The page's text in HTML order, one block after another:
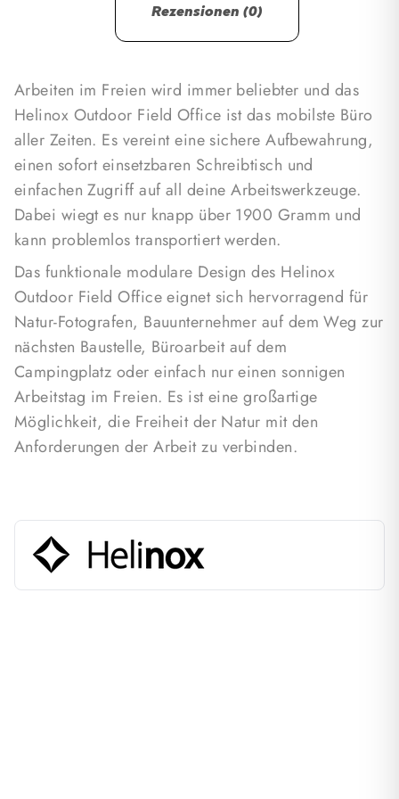
Arbeitstag im Freien. Es ist eine großartige
Möglichkeit, die Freiheit der Natur mit den
Rezensionen (0)
Arbeiten im Freien wird immer beliebter und das
Helinox Outdoor Field Office ist das mobilste Büro
aller Zeiten. Es vereint eine sichere Aufbewahrung,
einen sofort einsetzbaren Schreibtisch und
einfachen Zugriff auf all deine Arbeitswerkzeuge.
Dabei wiegt es nur knapp über 1900 Gramm und
kann problemlos transportiert werden.
Das funktionale modulare Design des Helinox
Outdoor Field Office eignet sich hervorragend für
Natur-Fotografen, Bauunternehmer auf dem Weg zur
nächsten Baustelle, Büroarbeit auf dem
Campingplatz oder einfach nur einen sonnigen
Arbeitstag im Freien. Es ist eine großartige
Möglichkeit, die Freiheit der Natur mit den
Anforderungen der Arbeit zu verbinden.